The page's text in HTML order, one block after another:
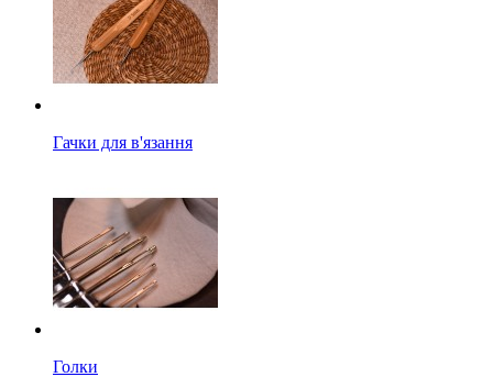
Гачки для в'язання
Голки